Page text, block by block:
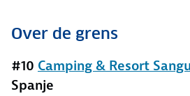
Over de grens
#10 Camping & Resort
Spanje